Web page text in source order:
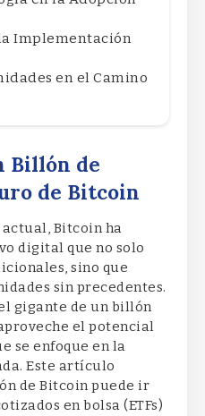
Implementación
en el Camino
Billón de
de Bitcoin
Bitcoin ha
digital que no solo
sino que
sin precedentes.
gigante de un billón
el potencial
se enfoque en la
Este artículo
de Bitcoin puede ir
en bolsa (ETFs)